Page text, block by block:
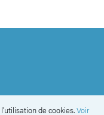
de cookies.Voir